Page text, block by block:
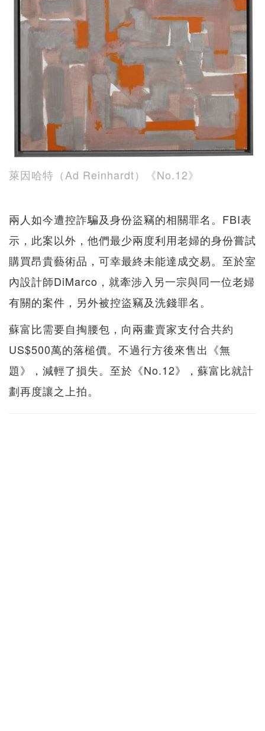
萊因哈特（Ad Reinhardt）《No.12》
兩人如今遭控詐騙及身份盜竊的相關罪名。FBI表
示，此案以外，他們最少兩度利用老婦的身份嘗試
購買昂貴藝術品，可幸最終未能達成交易。至於室
內設計師DiMarco，就牽涉入另一宗與同一位老婦
有關的案件，另外被控盜竊及洗錢罪名。
蘇富比需要自掏腰包，向兩畫賣家支付合共約
US$500萬的落槌價。不過行方後來售出《無
題》，減輕了損失。至於《No.12》，蘇富比就計
劃再度讓之上拍。